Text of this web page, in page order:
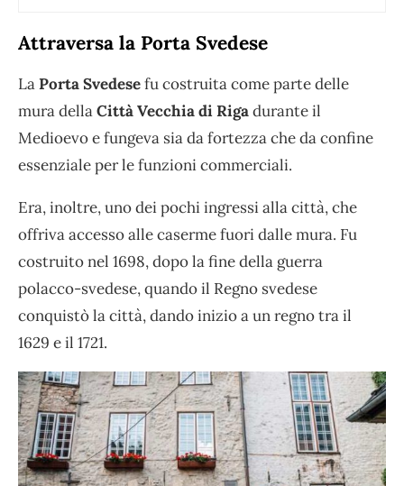
Attraversa la Porta Svedese
LaPorta Svedesefu costruita come parte delle
mura dellaCittà Vecchia di Rigadurante il
Medioevo e fungeva sia da fortezza che da confine
essenziale per le funzioni commerciali.
Era, inoltre, uno dei pochi ingressi alla città, che
offriva accesso alle caserme fuori dalle mura. Fu
costruito nel 1698, dopo la fine della guerra
polacco-svedese, quando il Regno svedese
conquistò la città, dando inizio a un regno tra il
1629 e il 1721.